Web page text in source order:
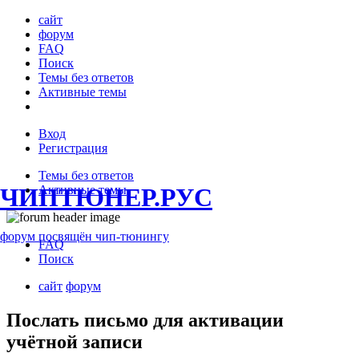
сайт
форум
FAQ
Поиск
Темы без ответов
Активные темы
Вход
Регистрация
Темы без ответов
Активные темы
ЧИПТЮНЕР.РУС
форум посвящён чип-тюнингу
FAQ
Поиск
сайт форум
Послать письмо для активации
учётной записи